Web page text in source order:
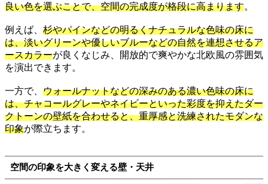
良い色を選ぶことで、空間の完成度が格段に高まります。
例えば、 杉やパインなどの明るくナチュラルな色味の床に
は、淡いグリーンや優しいブルーなどの自然を連想させるア
ースカラーが良くなじみ、開放的で爽やかな北欧風の雰囲気
を演出できます。
一方で、 ウォールナットなどの深みのある濃い色味の床に
は、チャコールグレーやネイビーといった彩度を抑えたダー
クトーンの壁紙を合わせると、重厚感と洗練されたモダンな
印象が際立ちます。
空間の印象を大きく変える壁・天井